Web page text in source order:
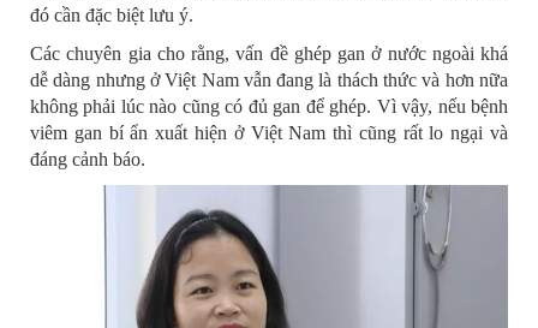
đó cần đặc biệt lưu ý.
Các chuyên gia cho rằng, vấn đề ghép gan ở nước ngoài khá
dễ dàng nhưng ở Việt Nam vẫn đang là thách thức và hơn nữa
không phải lúc nào cũng có đủ gan để ghép. Vì vậy, nếu bệnh
viêm gan bí ẩn xuất hiện ở Việt Nam thì cũng rất lo ngại và
đáng cảnh báo.